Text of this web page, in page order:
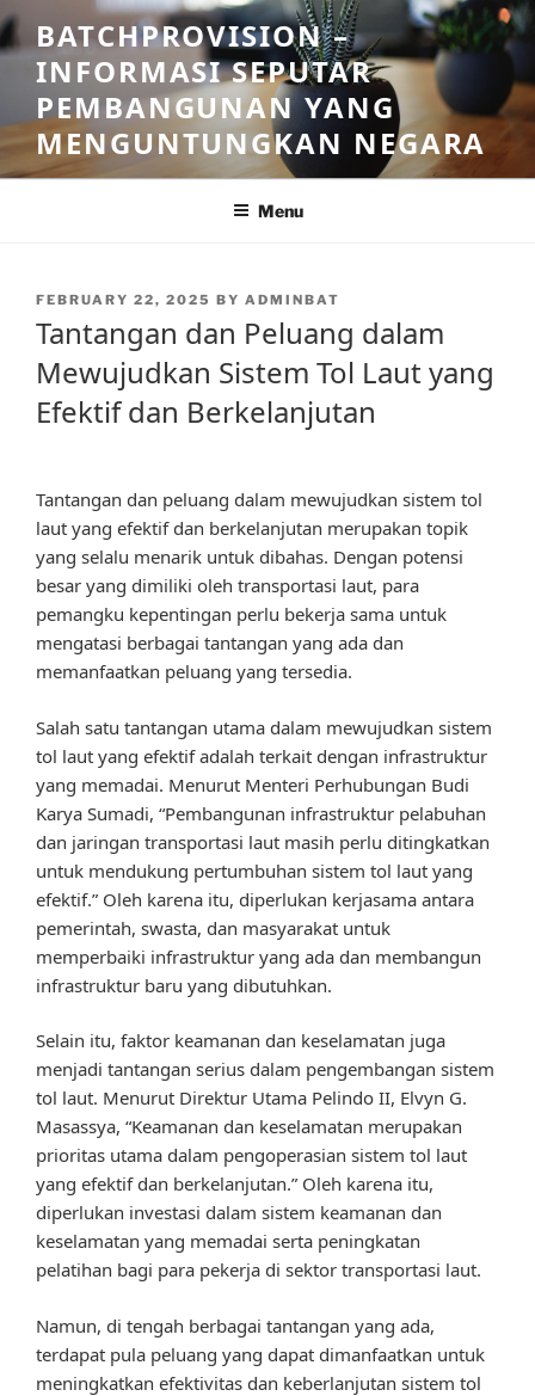
Skip
to
content
BATCHPROVISION –
INFORMASI SEPUTAR
PEMBANGUNAN YANG
MENGUNTUNGKAN NEGARA
Menu
POSTED
FEBRUARY 22, 2025 BY ADMINBAT
Tantangan dan Peluang dalam
Mewujudkan Sistem Tol Laut yang
Efektif dan Berkelanjutan
Tantangan dan peluang dalam mewujudkan sistem tol
laut yang efektif dan berkelanjutan merupakan topik
yang selalu menarik untuk dibahas. Dengan potensi
besar yang dimiliki oleh transportasi laut, para
pemangku kepentingan perlu bekerja sama untuk
mengatasi berbagai tantangan yang ada dan
memanfaatkan peluang yang tersedia.
Salah satu tantangan utama dalam mewujudkan sistem
tol laut yang efektif adalah terkait dengan infrastruktur
yang memadai. Menurut Menteri Perhubungan Budi
Karya Sumadi, “Pembangunan infrastruktur pelabuhan
dan jaringan transportasi laut masih perlu ditingkatkan
untuk mendukung pertumbuhan sistem tol laut yang
efektif.” Oleh karena itu, diperlukan kerjasama antara
pemerintah, swasta, dan masyarakat untuk
memperbaiki infrastruktur yang ada dan membangun
infrastruktur baru yang dibutuhkan.
Selain itu, faktor keamanan dan keselamatan juga
menjadi tantangan serius dalam pengembangan sistem
tol laut. Menurut Direktur Utama Pelindo II, Elvyn G.
Masassya, “Keamanan dan keselamatan merupakan
prioritas utama dalam pengoperasian sistem tol laut
yang efektif dan berkelanjutan.” Oleh karena itu,
diperlukan investasi dalam sistem keamanan dan
keselamatan yang memadai serta peningkatan
pelatihan bagi para pekerja di sektor transportasi laut.
Namun, di tengah berbagai tantangan yang ada,
terdapat pula peluang yang dapat dimanfaatkan untuk
meningkatkan efektivitas dan keberlanjutan sistem tol